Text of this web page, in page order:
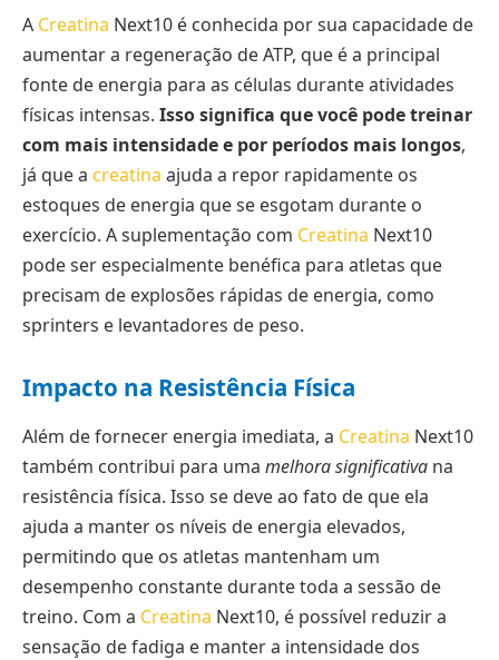
A Creatina Next10 é conhecida por sua capacidade de
aumentar a regeneração de ATP, que é a principal
fonte de energia para as células durante atividades
físicas intensas. Isso significa que você pode treinar
com mais intensidade e por períodos mais longos,
já que a creatina ajuda a repor rapidamente os
estoques de energia que se esgotam durante o
exercício. A suplementação com Creatina Next10
pode ser especialmente benéfica para atletas que
precisam de explosões rápidas de energia, como
sprinters e levantadores de peso.
Impacto na Resistência Física
Além de fornecer energia imediata, a Creatina Next10
também contribui para uma melhora significativa na
resistência física. Isso se deve ao fato de que ela
ajuda a manter os níveis de energia elevados,
permitindo que os atletas mantenham um
desempenho constante durante toda a sessão de
treino. Com a Creatina Next10, é possível reduzir a
sensação de fadiga e manter a intensidade dos